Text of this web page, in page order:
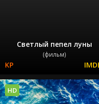
Светлый пепел луны
(фильм)
HD